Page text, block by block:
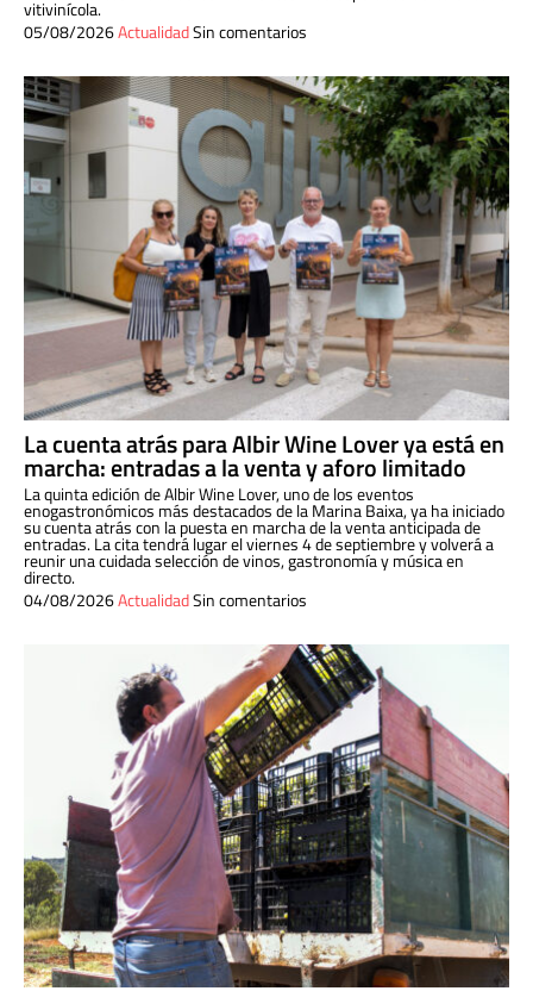
vitivinícola.
05/08/2026ActualidadSin comentarios
La cuenta atrás para Albir Wine Lover ya está en
marcha: entradas a la venta y aforo limitado
La quinta edición de Albir Wine Lover, uno de los eventos
enogastronómicos más destacados de la Marina Baixa, ya ha iniciado
su cuenta atrás con la puesta en marcha de la venta anticipada de
entradas. La cita tendrá lugar el viernes 4 de septiembre y volverá a
reunir una cuidada selección de vinos, gastronomía y música en
directo.
04/08/2026ActualidadSin comentarios